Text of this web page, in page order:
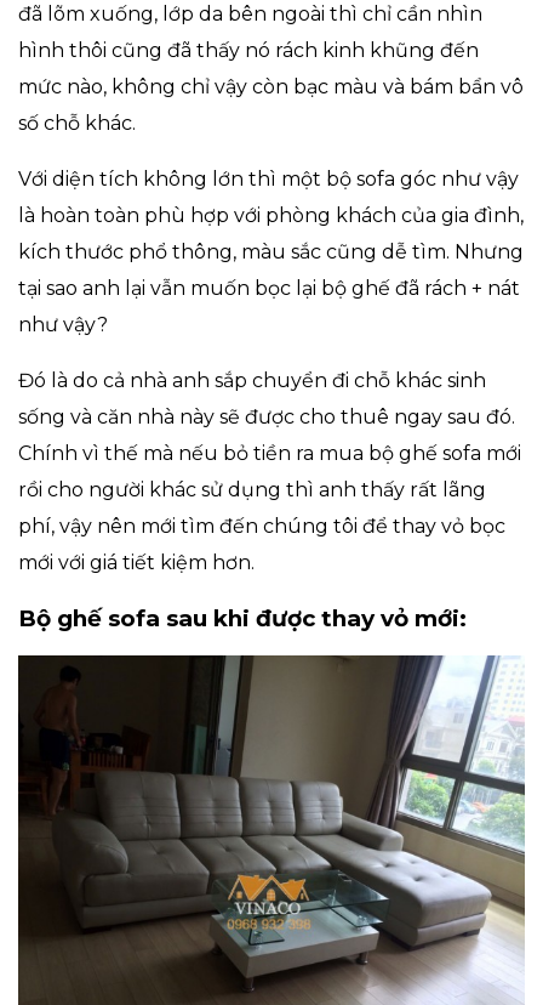
đã lõm xuống, lớp da bên ngoài thì chỉ cần nhìn
hình thôi cũng đã thấy nó rách kinh khũng đến
mức nào, không chỉ vậy còn bạc màu và bám bẩn vô
số chỗ khác.
Với diện tích không lớn thì một bộ sofa góc như vậy
là hoàn toàn phù hợp với phòng khách của gia đình,
kích thước phổ thông, màu sắc cũng dễ tìm. Nhưng
tại sao anh lại vẫn muốn bọc lại bộ ghế đã rách + nát
như vậy?
Đó là do cả nhà anh sắp chuyển đi chỗ khác sinh
sống và căn nhà này sẽ được cho thuê ngay sau đó.
Chính vì thế mà nếu bỏ tiền ra mua bộ ghế sofa mới
rồi cho người khác sử dụng thì anh thấy rất lãng
phí, vậy nên mới tìm đến chúng tôi để thay vỏ bọc
mới với giá tiết kiệm hơn.
Bộ ghế sofa sau khi được thay vỏ mới: